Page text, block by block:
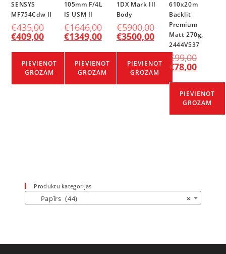
SENSYS
MF754Cdw II
€435,00
€409,00
PIEVIENOT
GROZAM
105mm F/4L
IS USM II
€1646,00
€1349,00
PIEVIENOT
GROZAM
1DX Mark III
Body
€5900,00
€3500,00
PIEVIENOT
GROZAM
610x20m
Backlit
Premium
Matt 270g,
2444V537
€99,00
€78,00
PIEVIENOT
GROZAM
Produktu kategorijas
×
Papīrs (44)